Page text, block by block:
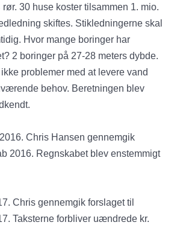
30 huse koster tilsammen 1. mio.
skiftes. Stikledningerne skal
Hvor mange boringer har
2 boringer på 27-28 meters dybde.
problemer med at levere vand
behov. Beretningen blev
Chris Hansen gennemgik
2016. Regnskabet blev enstemmigt
Chris gennemgik forslaget til
Taksterne forbliver uændrede kr.